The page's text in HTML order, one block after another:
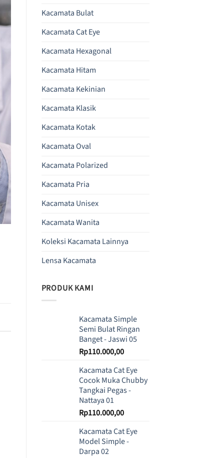
Kacamata Bulat
Kacamata Cat Eye
Kacamata Hexagonal
Kacamata Hitam
Kacamata Kekinian
Kacamata Klasik
Kacamata Kotak
Kacamata Oval
Kacamata Polarized
Kacamata Pria
Kacamata Unisex
Kacamata Wanita
Koleksi Kacamata Lainnya
Lensa Kacamata
PRODUK KAMI
Kacamata Simple
Semi Bulat Ringan
Banget - Jaswi 05
Rp110.000,00
Kacamata Cat Eye
Cocok Muka Chubby
Tangkai Pegas -
Nattaya 01
Rp110.000,00
Kacamata Cat Eye
Model Simple -
Darpa 02